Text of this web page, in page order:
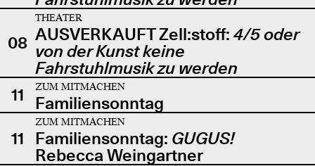
08
THEATER
AUSVERKAUFT Zell:stoff: 4/5 oder
von der Kunst keine
Fahrstuhlmusik zu werden
11
ZUM MITMACHEN
Familiensonntag
11
ZUM MITMACHEN
Familiensonntag: GUGUS!
Rebecca Weingartner